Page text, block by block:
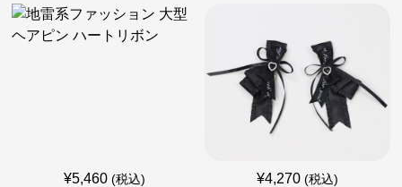
¥5,460 (税込) ¥4,270 (税込)